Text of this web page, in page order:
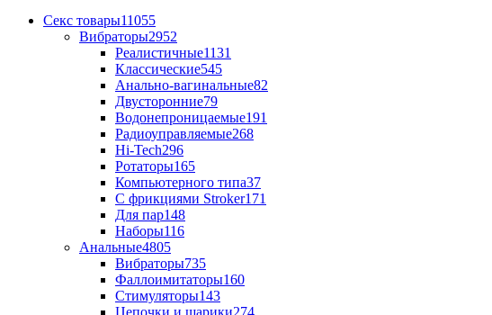
Секс товары11055
Вибраторы2952
Реалистичные1131
Классические545
Анально-вагинальные82
Двусторонние79
Водонепроницаемые191
Радиоуправляемые268
Hi-Tech296
Ротаторы165
Компьютерного типа37
С фрикциями Stroker171
Для пар148
Наборы116
Анальные4805
Вибраторы735
Фаллоимитаторы160
Стимуляторы143
Цепочки и шарики274